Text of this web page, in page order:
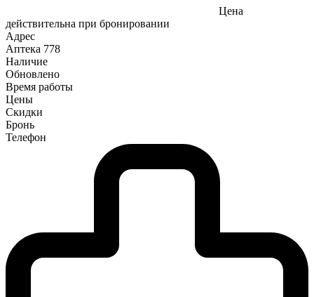
Цена
действительна при бронировании
Адрес
Аптека 778
Наличие
Обновлено
Время работы
Цены
Скидки
Бронь
Телефон